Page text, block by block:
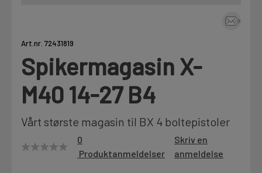
Fag
Motek
LOGG UT
Art.nr. 72431819
Spikermagasin X-
M40 14-27 B4
Vårt største magasin til BX 4 boltepistoler
0
Produktanmeldelser
Skriv en
anmeldelse